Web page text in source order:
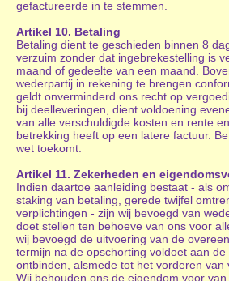
gefactureerde in te stemmen.
Artikel 10. Betaling
Betaling dient te geschieden binnen 8
verzuim zonder dat ingebrekestelling is
maand of gedeelte van een maand.
wederpartij in rekening te brengen
geldt onverminderd ons recht op
bij deelleveringen, dient voldoening
van alle verschuldigde kosten en rente
betrekking heeft op een latere factuur.
wet toekomt.
Artikel 11. Zekerheden en
Indien daartoe aanleiding bestaat - als
staking van betaling, gerede twijfel
verplichtingen - zijn wij bevoegd van
doet stellen ten behoeve van ons voor
wij bevoegd de uitvoering van de
termijn na de opschorting voldoet aan
ontbinden, alsmede tot het vorderen
Wij behouden ons de eigendom voor